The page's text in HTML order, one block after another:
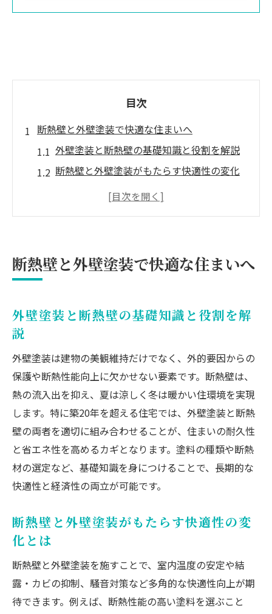
目次
断熱壁と外壁塗装で快適な住まいへ
外壁塗装と断熱壁の基礎知識と役割を解説
断熱壁と外壁塗装がもたらす快適性の変化
とは
活用法
快適な住まい作りに外壁塗装が重要な理由
外壁塗装による断熱効果のメカニズムと仕
組み
断熱塗料と外壁塗装の実際の効果を比較解
説
外壁塗装で断熱性を高めるポイントと注意
点
外壁塗装の断熱効果がもたらす光熱費の変
断熱塗料は効果なしと言われる理由を検証
感
築年数が長い家に必要な断熱塗装とは
築年数が経過した住宅に外壁塗装が必要な
断熱壁と外壁塗装で快適な住まいへ
外壁塗装と断熱壁の基礎知識と役割を解
説
外壁塗装は建物の美観維持だけでなく、外的要因からの
保護や断熱性能向上に欠かせない要素です。断熱壁は、
熱の流入出を抑え、夏は涼しく冬は暖かい住環境を実現
します。特に築20年を超える住宅では、外壁塗装と断熱
壁の両者を適切に組み合わせることが、住まいの耐久性
と省エネ性を高めるカギとなります。塗料の種類や断熱
材の選定など、基礎知識を身につけることで、長期的な
快適性と経済性の両立が可能です。
断熱壁と外壁塗装がもたらす快適性の変
化とは
断熱壁と外壁塗装を施すことで、室内温度の安定や結
露・カビの抑制、騒音対策など多角的な快適性向上が期
待できます。例えば、断熱性能の高い塗料を選ぶこと